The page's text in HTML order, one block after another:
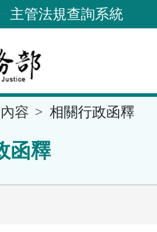
主管法規查詢系統
容 相關行政函釋
函釋